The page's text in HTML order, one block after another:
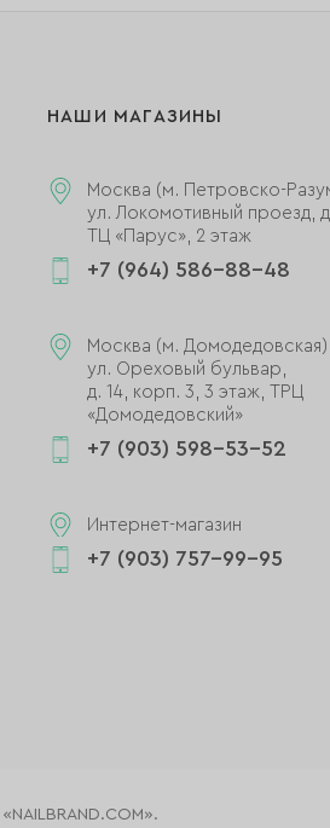
НАШИ МАГАЗИНЫ
Москва (м. Петровско-
ул. Локомотивный проезд,
ТЦ «Парус», 2 этаж
+7 (964) 586-88-48
Москва (м. Домодедовская)
ул. Ореховый бульвар,
д. 14, корп. 3, 3 этаж, ТРЦ
«Домодедовский»
+7 (903) 598-53-52
Интернет-магазин
+7 (903) 757-99-95